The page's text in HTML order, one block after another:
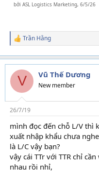
bởiASL Logistics Marketing,6/5/26
R
a
c
t
o
s
:
Trần Hằng
V Vũ Thế Dương
New member
26/7/19
mình đọc đến chỗ L/V thì
xuất nhập khẩu chưa
là L/C vậy bạn?
vậy cái TTr với TTR chỉ
nhau rồi nhỉ,